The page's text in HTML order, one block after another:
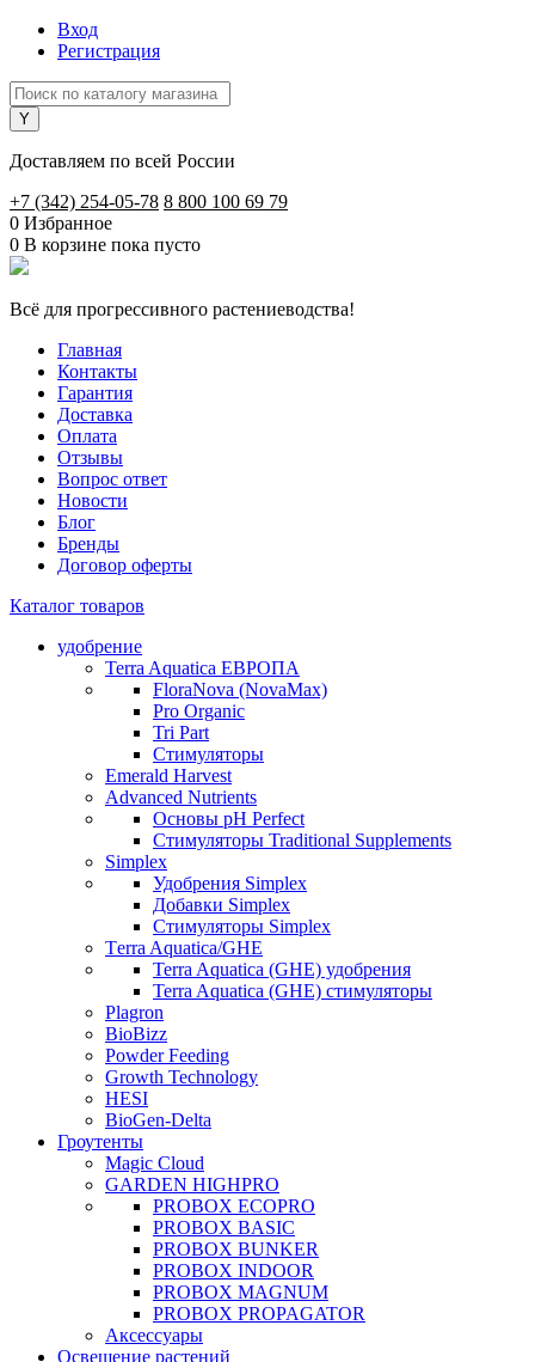
Вход
Регистрация
Доставляем по всей России
+7 (342) 254-05-78 8 800 100 69 79
0 Избранное
0 В корзине пока пусто
Всё для прогрессивного растениеводства!
Главная
Контакты
Гарантия
Доставка
Оплата
Отзывы
Вопрос ответ
Новости
Блог
Бренды
Договор оферты
Каталог товаров
удобрение
Terra Aquatica ЕВРОПА
FloraNova (NovaMax)
Pro Organic
Tri Part
Стимуляторы
Emerald Harvest
Advanced Nutrients
Основы pH Perfect
Стимуляторы Traditional Supplements
Simplex
Удобрения Simplex
Добавки Simplex
Стимуляторы Simplex
Тerra Aquatica/GHE
Terra Aquatica (GHE) удобрения
Terra Aquatica (GHE) стимуляторы
Plagron
BioBizz
Powder Feeding
Growth Technology
HESI
BioGen-Delta
Гроутенты
Magic Cloud
GARDEN HIGHPRO
PROBOX ECOPRO
PROBOX BASIC
PROBOX BUNKER
PROBOX INDOOR
PROBOX MAGNUM
PROBOX PROPAGATOR
Аксессуары
Освещение растений